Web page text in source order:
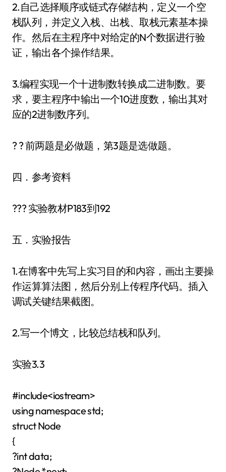
2.自己选择顺序或链式存储结构，定义一个空
栈队列，并定义入栈、出栈、取栈元素基本操
作。然后在主程序中对给定的N个数据进行验
证，输出各个操作结果。
3.编程实现一个十进制数转换成二进制数。要
求，要主程序中输出一个10进度数，输出其对
应的2进制数序列。
? ? 前两题是必做题，第3题是选做题。
四．参考资料
??? 实验教材P183到192
五．实验报告
1.在博客中先写上实习目的和内容，画出主要操
作运算算法图，然后分别上传程序代码。插入
调试关键结果截图。
2.写一个博文，比较总结栈和队列。
实验3.3
#include<iostream>
using namespace std;
struct Node
{
?int data;